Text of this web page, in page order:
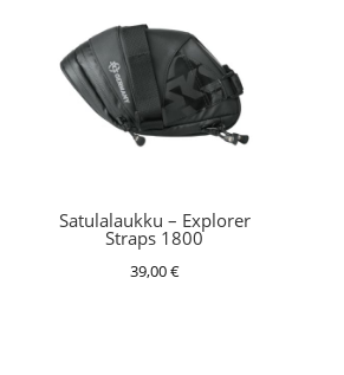
Satulalaukku – Explorer
Straps 1800
39,00€